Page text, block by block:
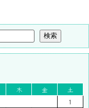
検索
木 金
土
1